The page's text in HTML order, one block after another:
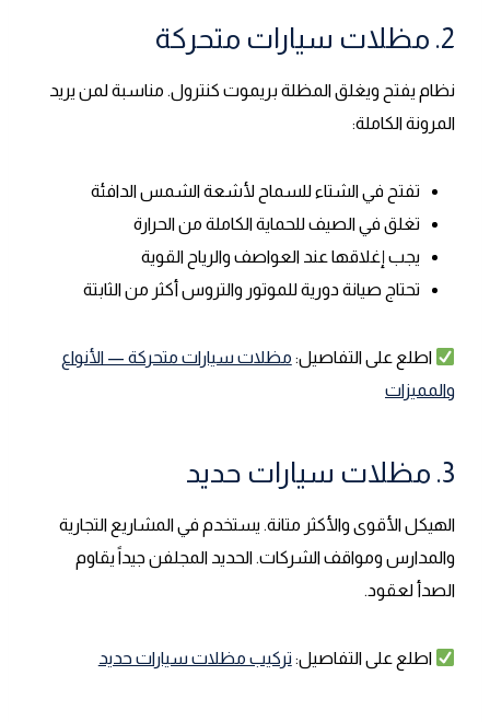
2. مظلات سيارات متحركة
نظام يفتح ويغلق المظلة بريموت كنترول. مناسبة لمن يريد
المرونة الكاملة:
تفتح في الشتاء للسماح لأشعة الشمس الدافئة
تغلق في الصيف للحماية الكاملة من الحرارة
يجب إغلاقها عند العواصف والرياح القوية
تحتاج صيانة دورية للموتور والتروس أكثر من الثابتة
اطلع على التفاصيل: مظلات سيارات متحركة — الأنواع
والمميزات
3. مظلات سيارات حديد
الهيكل الأقوى والأكثر متانة. يستخدم في المشاريع التجارية
والمدارس ومواقف الشركات. الحديد المجلفن جيداً يقاوم
الصدأ لعقود.
اطلع على التفاصيل: تركيب مظلات سيارات حديد